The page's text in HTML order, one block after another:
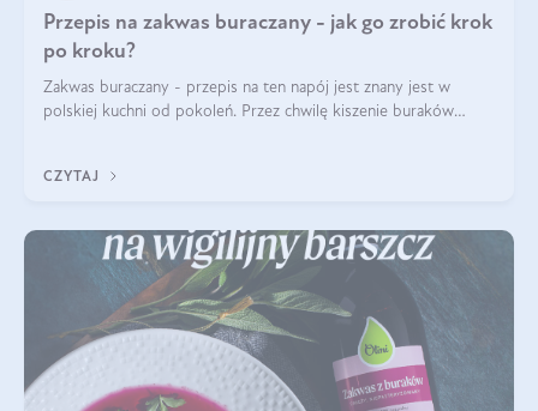
Przepis na zakwas buraczany - jak go zrobić krok
po kroku?
Zakwas buraczany - przepis na ten napój jest znany jest w
polskiej kuchni od pokoleń. Przez chwilę kiszenie buraków
CZYTAJ